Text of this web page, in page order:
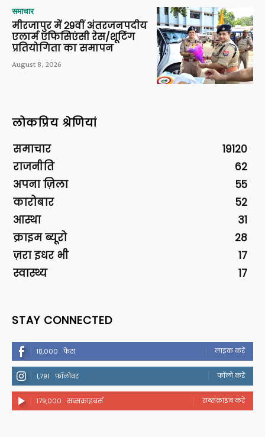
समाचार
मीरजापुर में 29वीं अंतरजनपदीय
एलार्म एफिसिएंसी रेस/शूटिंग
प्रतियोगिता का समापन
August 8, 2026
लोकप्रिय श्रेणियां
समाचार
19120
राजनीति
62
अपना ज़िला
55
कारोबार
52
आस्था
31
क्राइम ब्यूरो
28
ज़रा इधर भी
17
स्वास्थ्य
17
STAY CONNECTED
18,000 फैंस लाइक करें
1,791 फॉलोवर फॉलो करें
179,000 सब्सक्राइबर्स सब्सक्राइब करें